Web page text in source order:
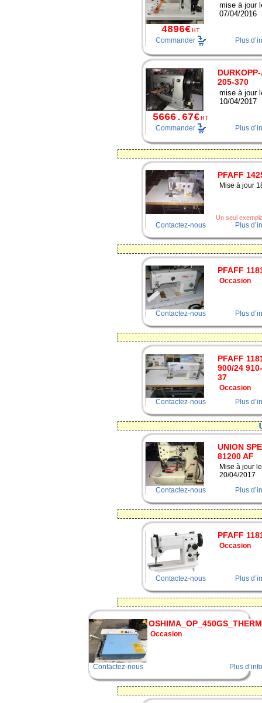
mise à jour
07/04/2016
4896€HT
Commander Plus
205-370
mise à jour
10/04/2017
5666.67€HT
Commander Plus
PFAFF
Mise à jour
Un seul
Contactez-nous Plus
PFAFF
Occasion
Contactez-nous Plus
PFAFF
900/24
37
Occasion
Contactez-nous
Plus
UNION
81200 AF
Mise à jour le
20/04/2017
Contactez-nous
Plus
PFAFF
Occasion
Contactez-nous Plus
Occasion
Contactez-nous Plus